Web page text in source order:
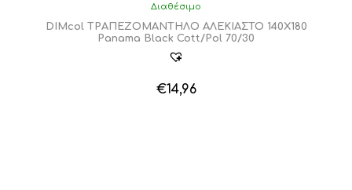
Διαθέσιμο
DIMcol ΤΡΑΠΕΖΟΜΑΝΤΗΛΟ ΑΛΕΚΙΑΣΤΟ 140X180
Panama Black Cott/Pol 70/30
€14,96